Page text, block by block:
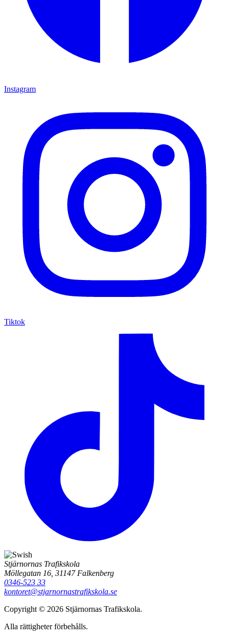
Instagram
Tiktok
Stjärnornas Trafikskola
Möllegatan 16, 31147 Falkenberg
0346-523 33
kontoret@stjarnornastrafikskola.se
Copyright © 2026 Stjärnornas Trafikskola.
Alla rättigheter förbehålls.